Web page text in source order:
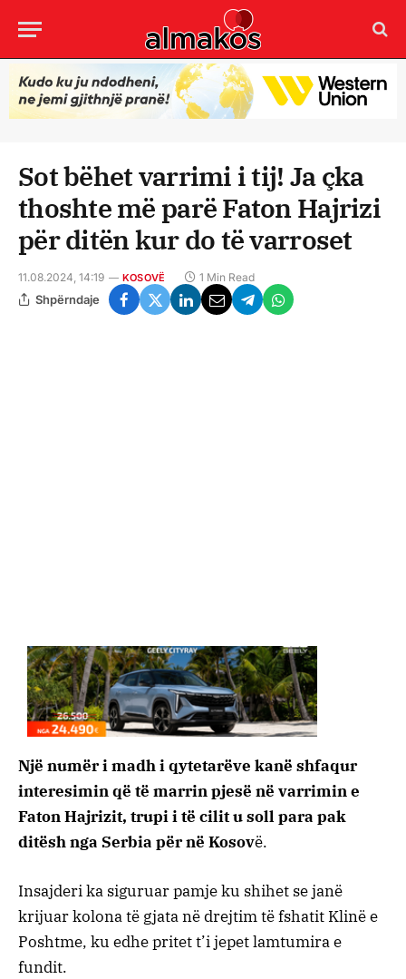
Sot bëhet varrimi i tij! Ja çka
thoshte më parë Faton Hajrizi
për ditën kur do të varroset
11.08.2024, 14:19 KOSOVË 1 Min Read
Shpërndaje
Një numër i madh i qytetarëve kanë shfaqur
interesimin që të marrin pjesë në varrimin e
Faton Hajrizit, trupi i të cilit u soll para pak
ditësh nga Serbia për në Kosovë.
Insajderi ka siguruar pamje ku shihet se janë
krijuar kolona të gjata në drejtim të fshatit Klinë e
Poshtme, ku edhe pritet t’i jepet lamtumira e
fundit.